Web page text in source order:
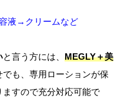
液→クリームなど
と言う方には、 MEGLY＋美
も、専用ローションが保
すので充分対応可能で